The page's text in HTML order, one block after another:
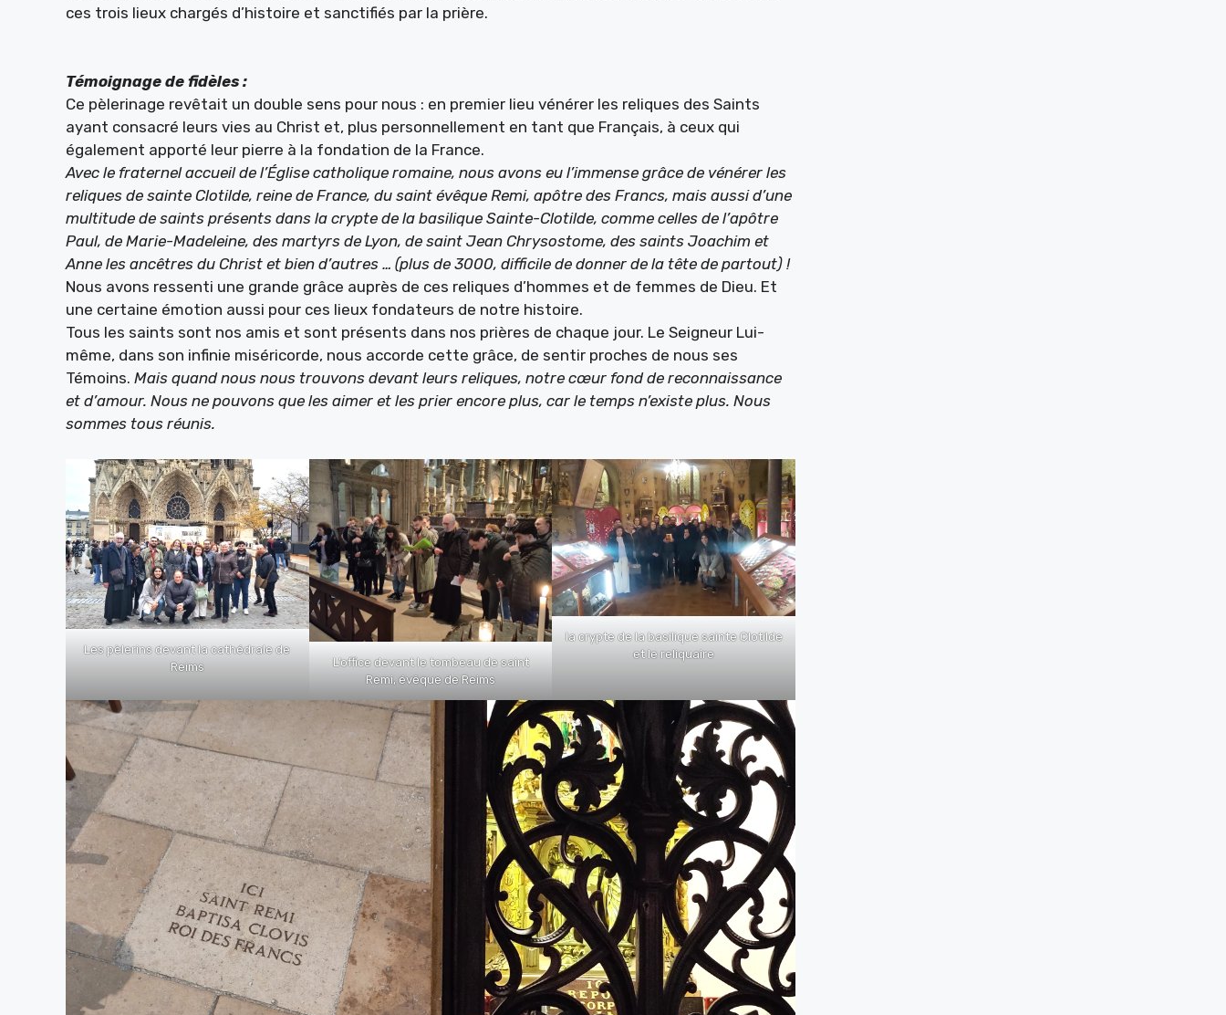
ces trois lieux chargés d’histoire et sanctifiés par la prière.
Témoignage de fidèles :
Ce pèlerinage revêtait un double sens pour nous : en premier lieu vénérer les reliques des Saints
ayant consacré leurs vies au Christ et, plus personnellement en tant que Français, à ceux qui
également apporté leur pierre à la fondation de la France.
Avec le fraternel accueil de l’Église catholique romaine, nous avons eu l’immense grâce de vénérer les
reliques de sainte Clotilde, reine de France, du saint évêque Remi, apôtre des Francs, mais aussi d’une
multitude de saints présents dans la crypte de la basilique Sainte-Clotilde, comme celles de l’apôtre
Paul, de Marie-Madeleine, des martyrs de Lyon, de saint Jean Chrysostome, des saints Joachim et
Anne les ancêtres du Christ et bien d’autres … (plus de 3000, difficile de donner de la tête de partout) !
Nous avons ressenti une grande grâce auprès de ces reliques d’hommes et de femmes de Dieu. Et
une certaine émotion aussi pour ces lieux fondateurs de notre histoire.
Tous les saints sont nos amis et sont présents dans nos prières de chaque jour. Le Seigneur Lui-
même, dans son infinie miséricorde, nous accorde cette grâce, de sentir proches de nous ses
Témoins. Mais quand nous nous trouvons devant leurs reliques, notre cœur fond de reconnaissance
et d’amour. Nous ne pouvons que les aimer et les prier encore plus, car le temps n’existe plus. Nous
sommes tous réunis.
Les pèlerins devant la cathédrale de
Reims
L’office devant le tombeau de saint
Remi, évêque de Reims
la crypte de la basilique sainte Clotilde
et le reliquaire